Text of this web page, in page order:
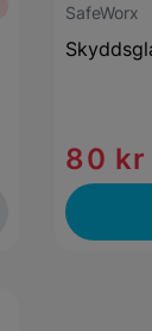
SafeWorx
80 kr